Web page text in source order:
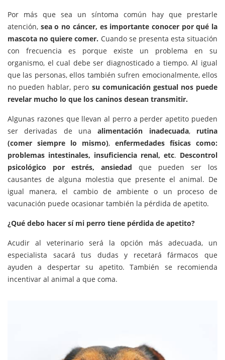
Por más que sea un síntoma común hay que prestarle
atención, sea o no cáncer, es importante conocer por qué la
mascota no quiere comer. Cuando se presenta esta situación
con frecuencia es porque existe un problema en su
organismo, el cual debe ser diagnosticado a tiempo. Al igual
que las personas, ellos también sufren emocionalmente, ellos
no pueden hablar, pero su comunicación gestual nos puede
revelar mucho lo que los caninos desean transmitir.
Algunas razones que llevan al perro a perder apetito pueden
ser derivadas de unaalimentación inadecuada, rutina
(comer siempre lo mismo), enfermedades físicas como:
problemas intestinales, insuficiencia renal, etc. Descontrol
psicológico por estrés, ansiedad que
pueden ser los
causantes de alguna molestia que presente el animal. De
igual manera, el cambio de ambiente o un proceso de
vacunación puede ocasionar también la pérdida de apetito.
¿Qué debo hacer sí mi perro tiene pérdida de apetito?
Acudir al veterinario será la opción más adecuada, un
especialista sacará tus dudas y recetará fármacos que
ayuden a despertar su apetito. También se recomienda
incentivar al animal a que coma.